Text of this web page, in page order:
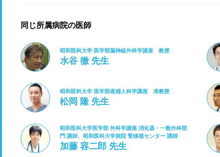
同じ所属病院の医師
昭和医科大学 医学部脳神経外科学講座 教授
水谷 徹 先生
昭和医科大学 医学部産婦人科学講座 准教授
松岡 隆 先生
昭和医科大学医学部 外科学講座 消化器・一般外科部
門 講師、昭和医科大学病院 腎移植センター 講師
加藤 容二郎 先生